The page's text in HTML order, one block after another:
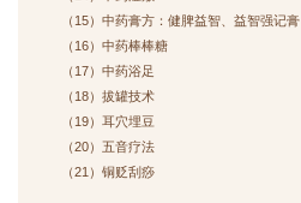
（15）中药膏方：健脾益智、益智强记膏
（16）中药棒棒糖
（17）中药浴足
（18）拔罐技术
（19）耳穴埋豆
（20）五音疗法
（21）铜贬刮痧